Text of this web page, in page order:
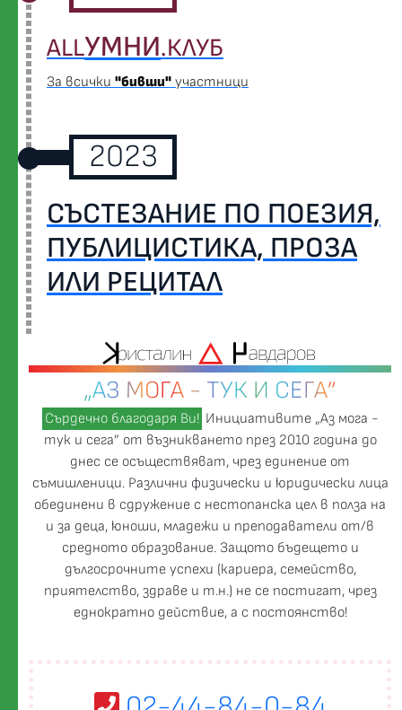
ALLУМНИ.КЛУБ
За всички "бивши" участници
2023
СЪСТЕЗАНИЕ ПО ПОЕЗИЯ,
ПУБЛИЦИСТИКА, ПРОЗА
ИЛИ РЕЦИТАЛ
„АЗ МОГА - ТУК И СЕГА”
Сърдечно благодаря Ви! Инициативите „Аз мога -
тук и сега” от възникването през 2010 година до
днес се осъществяват, чрез единение от
съмишленици. Различни физически и юридически лица
обединени в сдружение с нестопанска цел в полза на
и за деца, юноши, младежи и преподаватели от/в
средното образование. Защото бъдещето и
дългосрочните успехи (кариера, семейство,
приятелство, здраве и т.н.) не се постигат, чрез
еднократно действие, а с постоянство!